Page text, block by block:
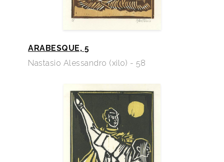
ARABESQUE, 5
Nastasio Alessandro (xilo) - 58